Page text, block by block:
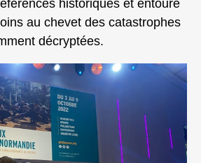
historiques et entouré
au chevet des catastrophes
décryptées.